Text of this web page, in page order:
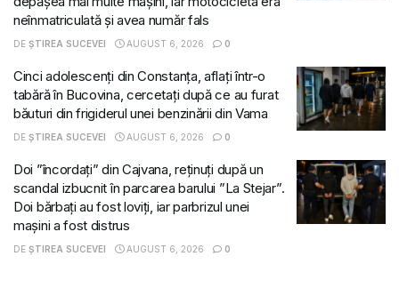
neînmatriculată și avea număr fals
DE ȘTIREA SUCEVEI AUGUST 6, 2026 0
Cinci adolescenți din Constanța, aflați într-o
tabără în Bucovina, cercetați după ce au furat
băuturi din frigiderul unei benzinării din Vama
DE ȘTIREA SUCEVEI AUGUST 6, 2026 0
Doi ”încordați” din Cajvana, reținuți după un
scandal izbucnit în parcarea barului ”La Stejar”.
Doi bărbați au fost loviți, iar parbrizul unei
mașini a fost distrus
DE ȘTIREA SUCEVEI AUGUST 6, 2026 0